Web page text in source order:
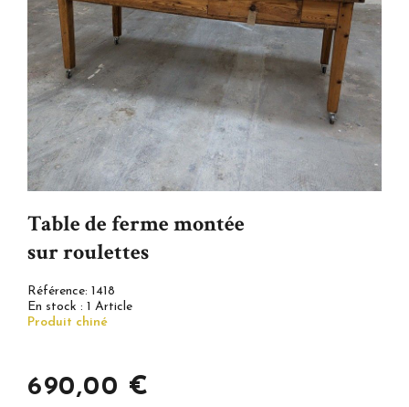
Table de ferme montée
sur roulettes
Référence: 1418
En stock : 1 Article
Produit chiné
690,00 €